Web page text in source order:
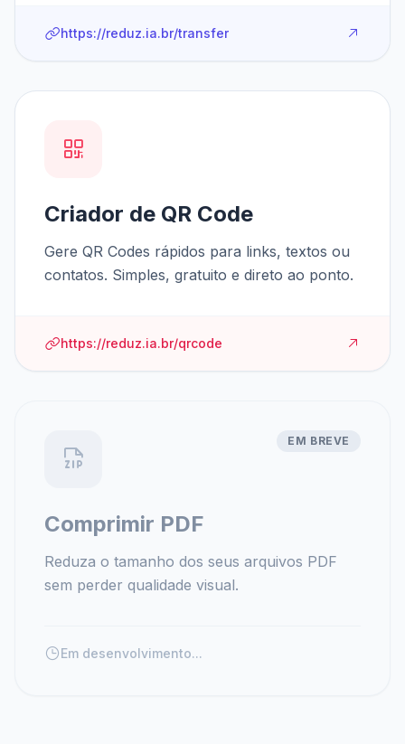
https://reduz.ia.br/transfer
Criador de QR Code
Gere QR Codes rápidos para links, textos ou
contatos. Simples, gratuito e direto ao ponto.
https://reduz.ia.br/qrcode
EM BREVE
Comprimir PDF
Reduza o tamanho dos seus arquivos PDF
sem perder qualidade visual.
Em desenvolvimento...